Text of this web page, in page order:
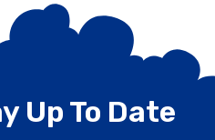
Up To Date